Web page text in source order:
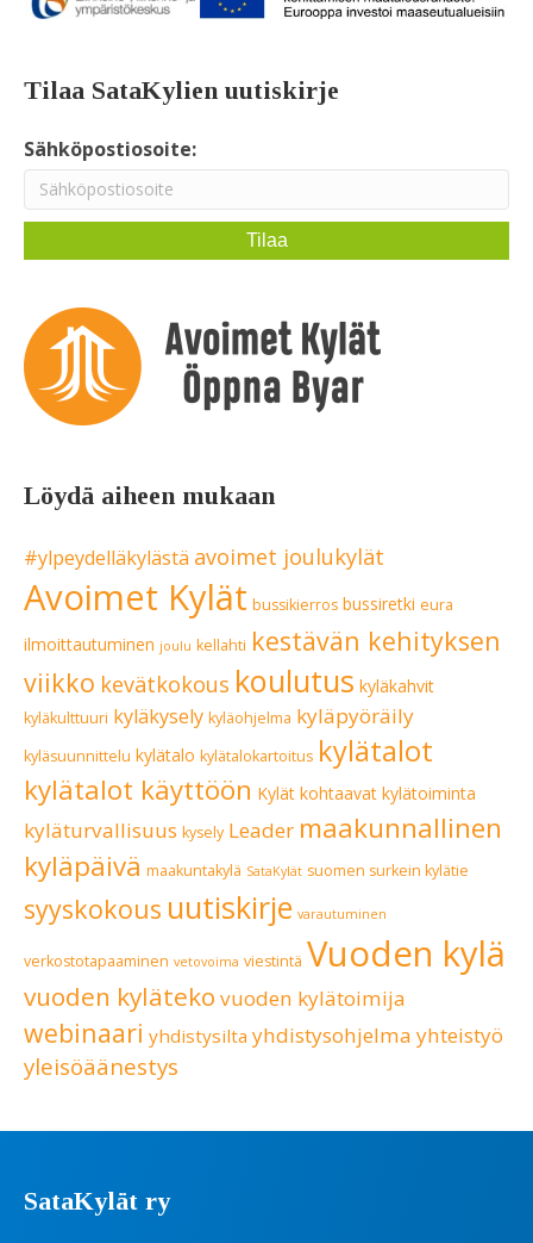
Tilaa SataKylien uutiskirje
Sähköpostiosoite:
Löydä aiheen mukaan
#ylpeydelläkylästä avoimet joulukylät
Avoimet Kylät bussikierros bussiretki eura
ilmoittautuminen joulu kellahti kestävän kehityksen
viikko kevätkokous koulutus kyläkahvit
kyläkulttuuri kyläkysely kyläohjelma kyläpyöräily
kyläsuunnittelu kylätalo kylätalokartoitus kylätalot
kylätalot käyttöön Kylät kohtaavat kylätoiminta
kyläturvallisuus kysely Leader maakunnallinen
kyläpäivä maakuntakylä SataKylät suomen surkein kylätie
syyskokous uutiskirje varautuminen
verkostotapaaminen vetovoima viestintä Vuoden kylä
vuoden kyläteko vuoden kylätoimija
webinaari yhdistysilta yhdistysohjelma yhteistyö
yleisöäänestys
SataKylät ry